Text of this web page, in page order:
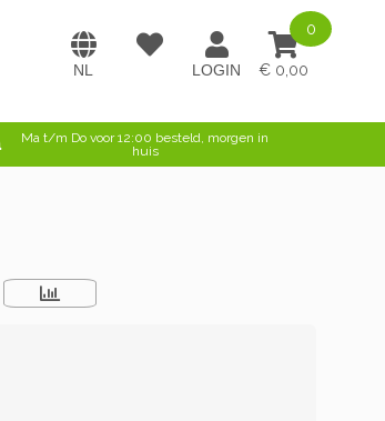
0,00
0
Ma t/m Do voor 12:00 besteld, morgen in
huis